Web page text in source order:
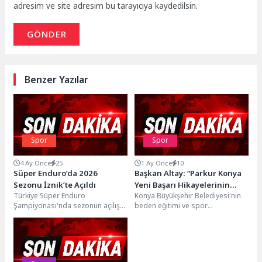
adresim ve site adresim bu tarayıcıya kaydedilsin.
GÖNDER
Benzer Yazılar
Spor
4 Ay Önce 25
Süper Enduro’da 2026
Sezonu İznik’te Açıldı
Türkiye Süper Enduro
Şampiyonası'nda sezonun açılış
yarışları, İznik’te yapıldı.Türkiye
Motosiklet Federasyonu’nun 2026
yarış takviminde yer...
Spor
1 Ay Önce 10
Başkan Altay: “Parkur Konya
Yeni Başarı Hikayelerinin
Adresi Olmaya Devam Ediyor”
Konya Büyükşehir Belediyesi'nin
beden eğitimi ve spor